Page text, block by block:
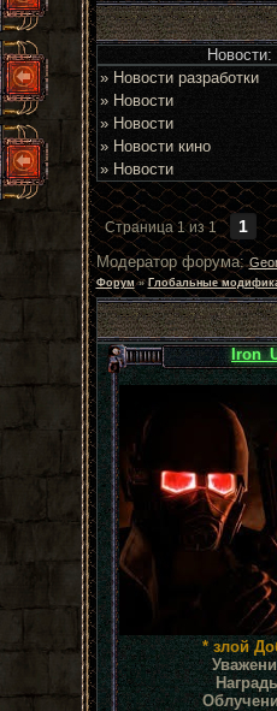
Новости:
» Новости разработки
» Новости
» Новости
» Новости кино
» Новости
Страница1из1 1
Модератор форума:
Форум » Глобальные
* злой